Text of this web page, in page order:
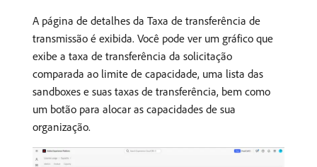
A página de detalhes da Taxa de transferência de
transmissão é exibida. Você pode ver um gráfico que
exibe a taxa de transferência da solicitação
comparada ao limite de capacidade, uma lista das
sandboxes e suas taxas de transferência, bem como
um botão para alocar as capacidades de sua
organização.